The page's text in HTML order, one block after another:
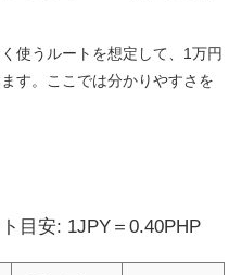
使うルートを想定して、1万円
す。ここでは分かりやすさを
目安: 1JPY＝0.40PHP